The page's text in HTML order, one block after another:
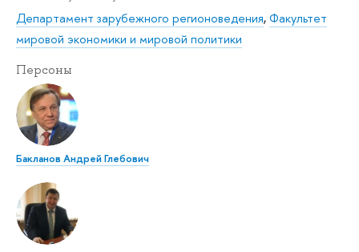
Департамент зарубежного регионоведения,Факультет
мировой экономики и мировой политики
Персоны
Бакланов Андрей Глебович